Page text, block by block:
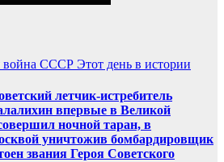
война СССР Этот день в истории
летчик-истребитель
впервые в Великой
ночной таран, в
уничтожив бомбардировщик
звания Героя Советского